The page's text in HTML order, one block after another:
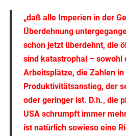
„daß alle Imperien in der
Überdehnung
schon jetzt überdehnt, die
sind katastrophal – sowohl
Arbeitsplätze, die Zahlen
Produktivitätsanstieg, der
oder geringer ist. D.h., die
USA schrumpft immer
ist natürlich sowieso eine